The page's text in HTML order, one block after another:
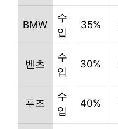
BMW
수
입
35%
벤츠
수
입
30%
푸조
수
입
40%